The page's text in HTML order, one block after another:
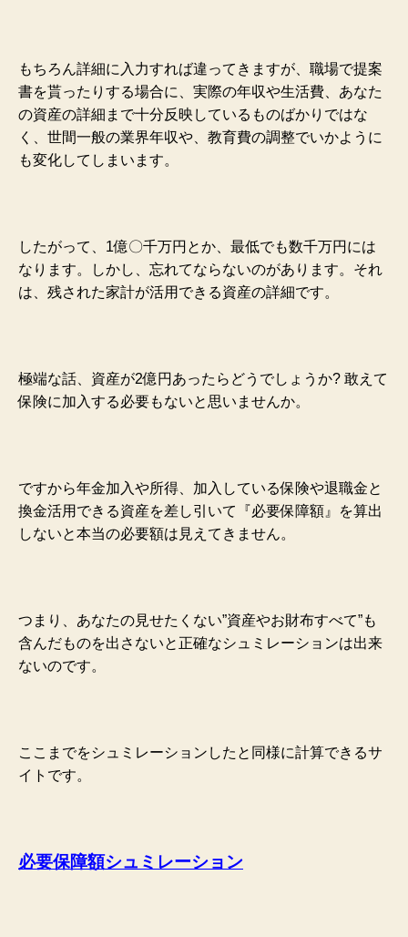
もちろん詳細に入力すれば違ってきますが、職場で提案
書を貰ったりする場合に、実際の年収や生活費、あなた
の資産の詳細まで十分反映しているものばかりではな
く、世間一般の業界年収や、教育費の調整でいかように
も変化してしまいます。
したがって、1億〇千万円とか、最低でも数千万円には
なります。しかし、忘れてならないのがあります。それ
は、残された家計が活用できる資産の詳細です。
極端な話、資産が2億円あったらどうでしょうか? 敢えて
保険に加入する必要もないと思いませんか。
ですから年金加入や所得、加入している保険や退職金と
換金活用できる資産を差し引いて『必要保障額』を算出
しないと本当の必要額は見えてきません。
つまり、あなたの見せたくない”資産やお財布すべて”も
含んだものを出さないと正確なシュミレーションは出来
ないのです。
ここまでをシュミレーションしたと同様に計算できるサ
イトです。
必要保障額シュミレーション